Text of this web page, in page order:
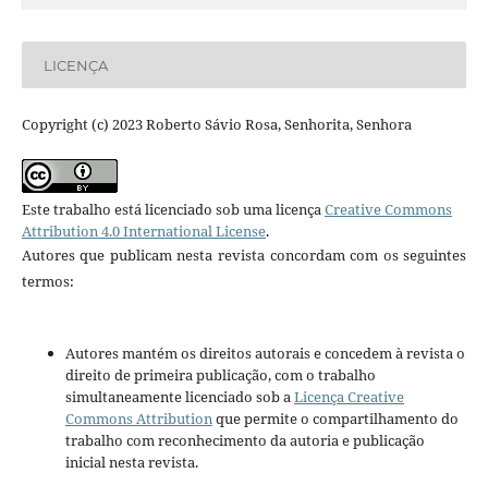
LICENÇA
Copyright (c) 2023 Roberto Sávio Rosa, Senhorita, Senhora
Este trabalho está licenciado sob uma licença Creative Commons
Attribution 4.0 International License.
Autores que publicam nesta revista concordam com os seguintes
termos:
Autores mantém os direitos autorais e concedem à revista o
direito de primeira publicação, com o trabalho
simultaneamente licenciado sob a Licença Creative
Commons Attribution que permite o compartilhamento do
trabalho com reconhecimento da autoria e publicação
inicial nesta revista.